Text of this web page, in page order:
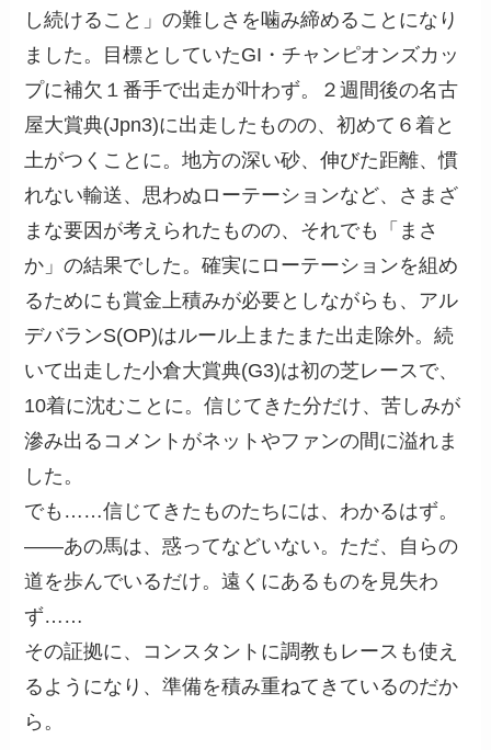
し続けること」の難しさを噛み締めることになり
ました。目標としていたGI・チャンピオンズカッ
プに補欠１番手で出走が叶わず。２週間後の名古
屋大賞典(Jpn3)に出走したものの、初めて６着と
土がつくことに。地方の深い砂、伸びた距離、慣
れない輸送、思わぬローテーションなど、さまざ
まな要因が考えられたものの、それでも「まさ
か」の結果でした。確実にローテーションを組め
るためにも賞金上積みが必要としながらも、アル
デバランS(OP)はルール上またまた出走除外。続
いて出走した小倉大賞典(G3)は初の芝レースで、
10着に沈むことに。信じてきた分だけ、苦しみが
滲み出るコメントがネットやファンの間に溢れま
した。
でも……信じてきたものたちには、わかるはず。
――あの馬は、惑ってなどいない。ただ、自らの
道を歩んでいるだけ。遠くにあるものを見失わ
ず……
その証拠に、コンスタントに調教もレースも使え
るようになり、準備を積み重ねてきているのだか
ら。